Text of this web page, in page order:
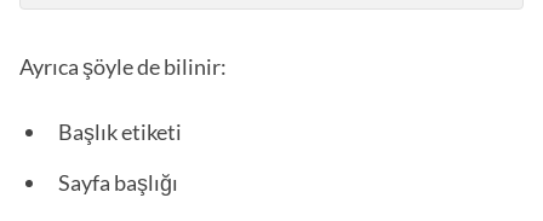
Ayrıca şöyle de bilinir:
Başlık etiketi
Sayfa başlığı